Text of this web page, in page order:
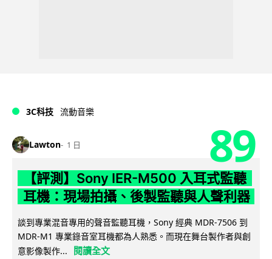
3C科技 流動音樂
Lawton 1 日 89
【評測】Sony IER-M500 入耳式監聽
耳機：現場拍攝、後製監聽與人聲利器
談到專業混音專用的聲音監聽耳機，Sony 經典 MDR-7506 到
MDR-M1 專業錄音室耳機都為人熟悉。而現在舞台製作者與創
意影像製作...
閱讀全文